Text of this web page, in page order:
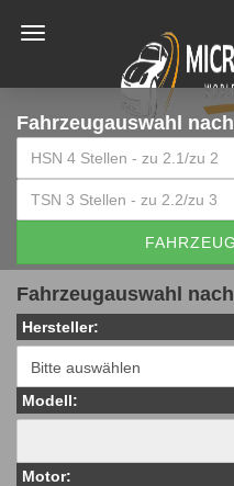
Fahrzeugauswahl
Fahrzeugauswahl
Hersteller:
Modell:
Motor: